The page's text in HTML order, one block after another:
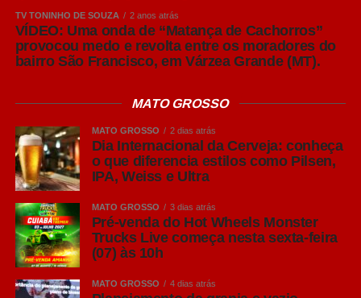
TV TONINHO DE SOUZA 2 anos atrás
VÍDEO: Uma onda de “Matança de Cachorros”
provocou medo e revolta entre os moradores do
bairro São Francisco, em Várzea Grande (MT).
MATO GROSSO
MATO GROSSO 2 dias atrás
Dia Internacional da Cerveja: conheça
o que diferencia estilos como Pilsen,
IPA, Weiss e Ultra
MATO GROSSO 3 dias atrás
Pré-venda do Hot Wheels Monster
Trucks Live começa nesta sexta-feira
(07) às 10h
MATO GROSSO 4 dias atrás